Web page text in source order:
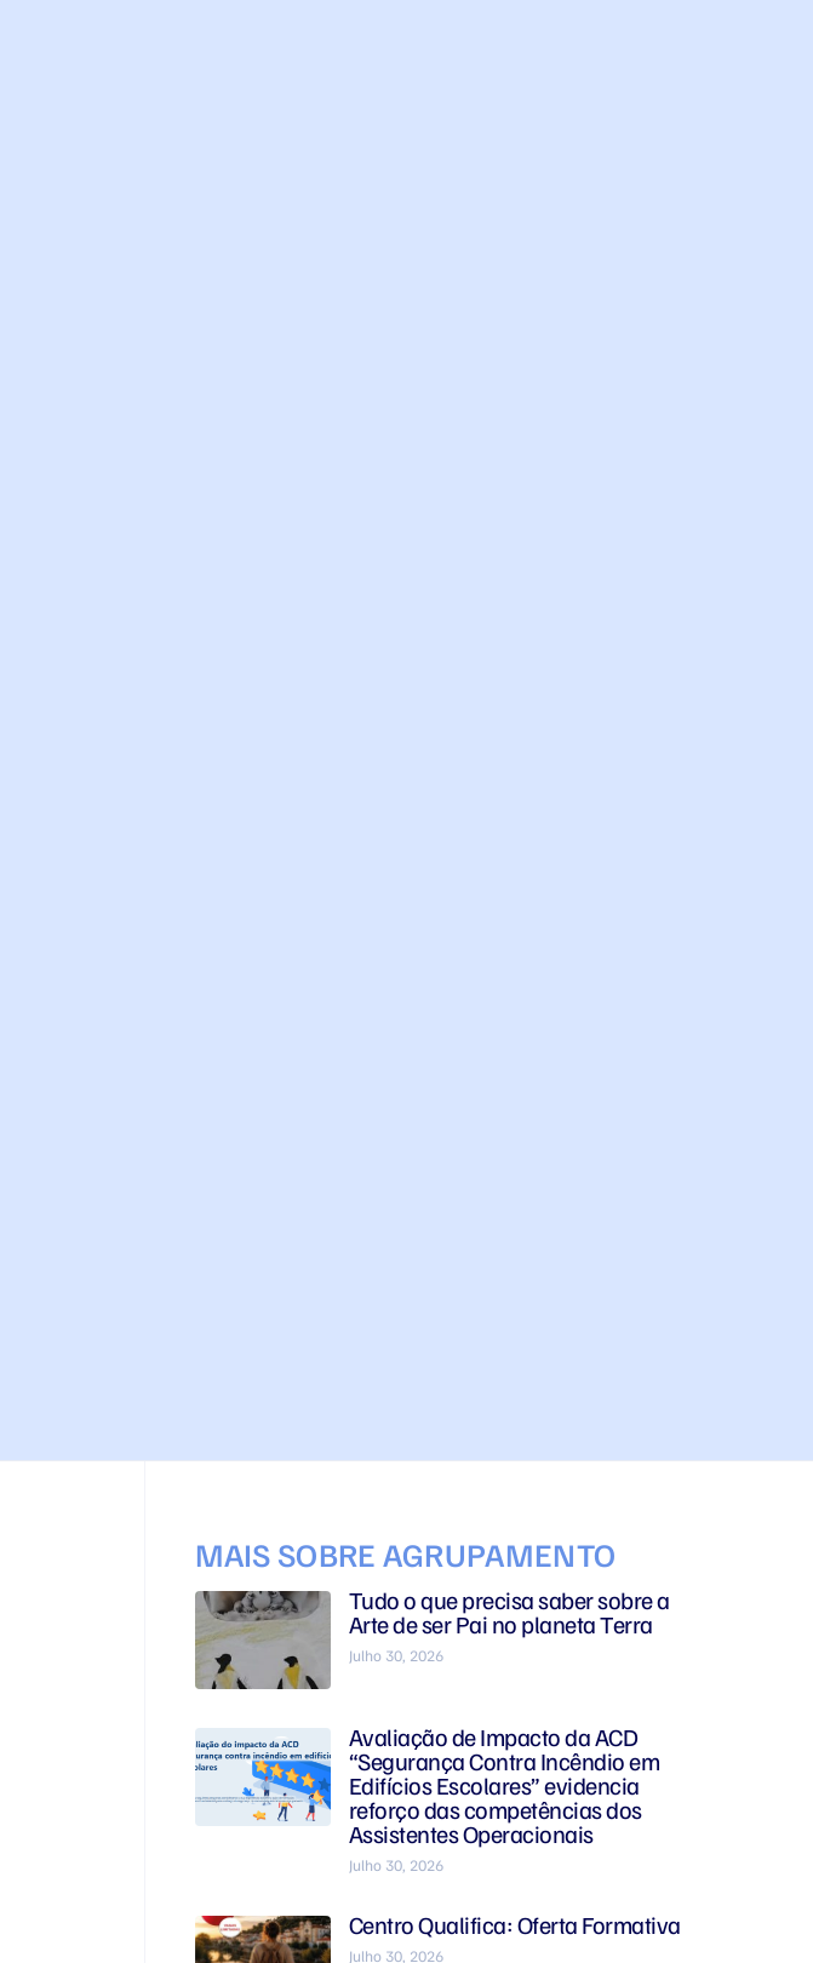
MAIS SOBRE AGRUPAMENTO
Tudo o que precisa saber sobre a
Arte de ser Pai no planeta Terra
Julho 30, 2026
Avaliação de Impacto da ACD
“Segurança Contra Incêndio em
Edifícios Escolares” evidencia
reforço das competências dos
Assistentes Operacionais
Julho 30, 2026
Centro Qualifica: Oferta Formativa
Julho 30, 2026